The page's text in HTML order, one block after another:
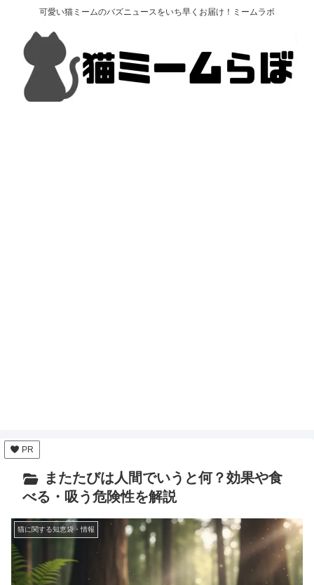
可愛い猫ミームのバズニュースをいち早くお届け！ミームラボ
PR
またたびは人間でいうと何？効果や食
べる・吸う危険性を解説
猫に関する知恵袋・情報